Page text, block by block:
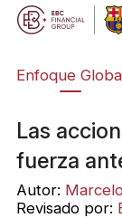
Enfoque
Las
fuerza
Autor:
Revisado por: